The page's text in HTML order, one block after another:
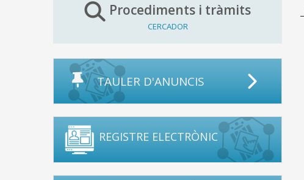
Procediments i tràmits
CERCADOR
TAULER D'ANUNCIS
REGISTRE ELECTRÒNIC